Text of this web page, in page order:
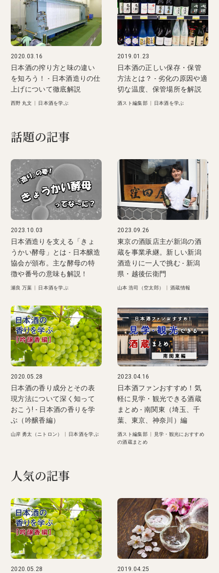
2020.03.16
日本酒の搾り方と味の違い
を知ろう！ - 日本酒造りの仕
上げについて徹底解説
西野 丸文 日本酒を学ぶ
2019.01.23
日本酒の正しい保存・保管
方法とは？ - 劣化の原因や適
切な温度、保管場所を解説
酒スト編集部 日本酒を学ぶ
話題の記事
2023.10.03
日本酒造りを支える「きょ
うかい酵母」とは - 日本醸造
協会が頒布。主な酵母の特
徴や番号の意味も解説！
瀬良 万葉 日本酒を学ぶ
2023.09.26
東京の酒販店主が新潟の酒
蔵を事業承継。新しい新潟
酒造りに一人で挑む - 新潟
県・越後伝衛門
山本 浩司（空太郎） 酒蔵情報
2020.05.28
日本酒の香り成分とその表
現方法について深く知って
おこう! - 日本酒の香りを学
ぶ（吟醸香編）
山岸 勇太（ニトロン） 日本酒を学ぶ
2023.04.16
日本酒ファンおすすめ！気
軽に見学・観光できる酒蔵
まとめ - 南関東（埼玉、千
葉、東京、神奈川）編
酒スト編集部
見学・観光におすすめ
の酒蔵まとめ
人気の記事
2020.05.28 2019.04.25